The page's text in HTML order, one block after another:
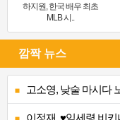
하지원, 한국 배우 최초
MLB 시..
깜짝 뉴스
고소영, 낮술 마시다
이정재, ♥임세령 비